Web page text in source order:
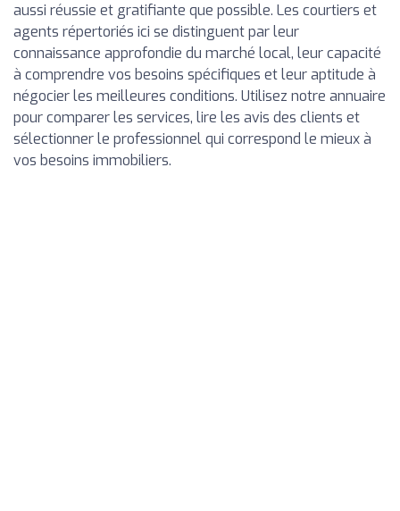
aussi réussie et gratifiante que possible. Les courtiers et
agents répertoriés ici se distinguent par leur
connaissance approfondie du marché local, leur capacité
à comprendre vos besoins spécifiques et leur aptitude à
négocier les meilleures conditions. Utilisez notre annuaire
pour comparer les services, lire les avis des clients et
sélectionner le professionnel qui correspond le mieux à
vos besoins immobiliers.